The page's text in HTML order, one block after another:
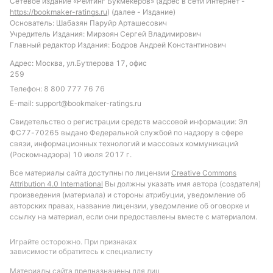
высокую результативность в очных встречах.
Такой подход позволит получить максимальную
отдачу от анализа статистики без излишних
рисков.
Обновлено:
Автор
Александр Трибуш
https://bookmaker-ratings.ru) (далее - Издание)
Основатель: Шабазян Паруйр Арташесович
Учредитель Издания: Мирзоян Сергей Владимирович
Главный редактор Издания: Бодров Андрей Константинович
Адрес: Москва, ул.Бутлерова 17, офис
259
Телефон: 8 800 777 76 76
E-mail: support@bookmaker-ratings.ru
Свидетельство о регистрации средств массовой информации: Эл
ФС77-70265 выдано Федеральной службой по надзору в сфере
связи, информационных технологий и массовых коммуникаций
(Роскомнадзора) 10 июля 2017 г.
Все материалы сайта доступны по лицензии Creative Commons
Attribution 4.0 International Вы должны указать имя автора (создателя)
произведения (материала) и стороны атрибуции, уведомление об
авторских правах, название лицензии, уведомление об оговорке и
ссылку на материал, если они предоставлены вместе с материалом.
Играйте осторожно. При признаках
зависимости обратитесь к специалисту
Материалы сайта предназначены для лиц